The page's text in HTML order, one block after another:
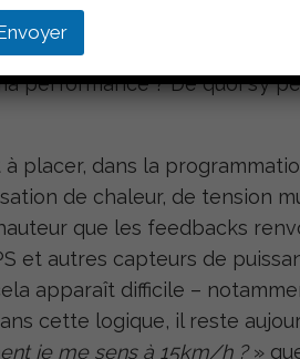
– un résultat
et moyennes (~30min)
performance ? De quoi s’y
placer, dans la
de chaleur, de tension
que les feedbacks
et autres capteurs de
apparaît difficile –
cette logique, il reste
je me sens à 15km/h ?»